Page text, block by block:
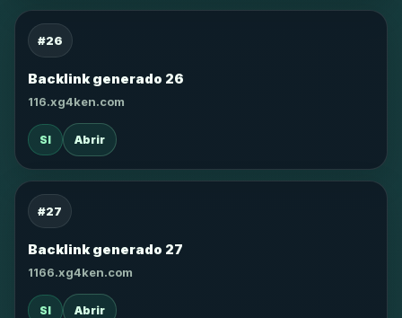
#26
Backlink generado 26
116.xg4ken.com
SI Abrir
#27
Backlink generado 27
1166.xg4ken.com
SI Abrir